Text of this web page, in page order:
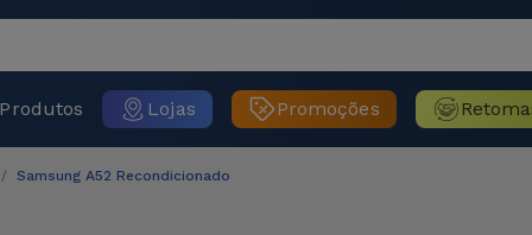
Produtos Lojas Promoções
Samsung A52 Recondicionado